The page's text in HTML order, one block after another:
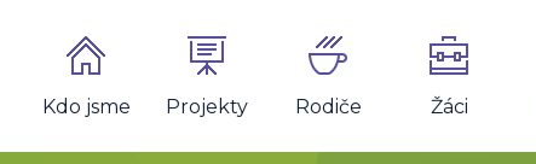
Kdo jsme Projekty Rodiče Žáci